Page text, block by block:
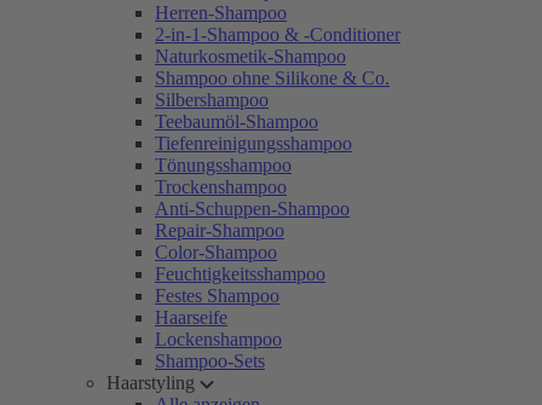
Herren-Shampoo
2-in-1-Shampoo & -Conditioner
Naturkosmetik-Shampoo
Shampoo ohne Silikone & Co.
Silbershampoo
Teebaumöl-Shampoo
Tiefenreinigungsshampoo
Tönungsshampoo
Trockenshampoo
Anti-Schuppen-Shampoo
Repair-Shampoo
Color-Shampoo
Feuchtigkeitsshampoo
Festes Shampoo
Haarseife
Lockenshampoo
Shampoo-Sets
Haarstyling